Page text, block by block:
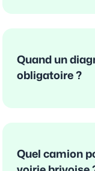
Quand un
obligatoire ?
Quel camion